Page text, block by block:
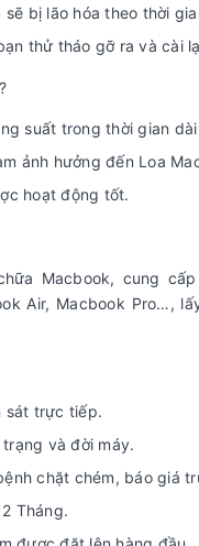
bị lão hóa theo thời
thử tháo gỡ ra và cài
suất trong thời gian dài
ảnh hưởng đến Loa
hoạt động tốt.
Macbook, cung
Air, Macbook Pro…,
sát trực tiếp.
và đời máy.
chặt chém, báo giá
Tháng.